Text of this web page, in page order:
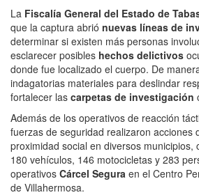
La Fiscalía General del Estado de
que la captura abrió nuevas líneas de
determinar si existen más personas
esclarecer posibles hechos delictivos
donde fue localizado el cuerpo. De
indagatorias materiales para deslindar
fortalecer las carpetas de investigación
Además de los operativos de reacción
fuerzas de seguridad realizaron acciones
proximidad social en diversos municipios,
180 vehículos, 146 motocicletas y 283
operativos Cárcel Segura en el Centro
de Villahermosa.